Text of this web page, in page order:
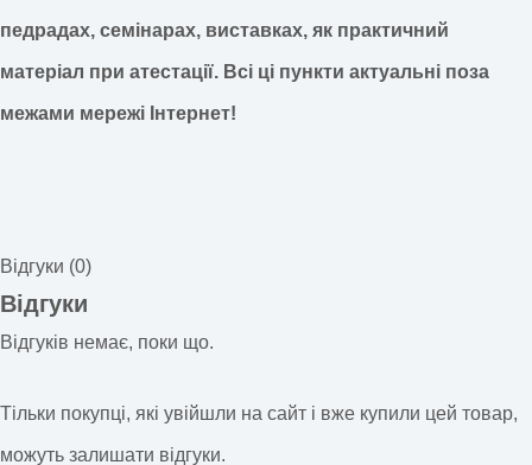
педрадах, семінарах, виставках, як практичний
матеріал при атестації. Всі ці пункти актуальні поза
межами мережі Інтернет!
Відгуки (0)
Відгуки
Відгуків немає, поки що.
Тільки покупці, які увійшли на сайт і вже купили цей товар,
можуть залишати відгуки.